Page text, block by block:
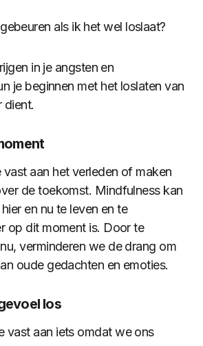
als ik het wel loslaat?
in je angsten en
je beginnen met het loslaten van
dient.
aan het verleden of maken
de toekomst. Mindfulness kan
en nu te leven en te
op dit moment is. Door te
verminderen we de drang om
oude gedachten en emoties.
los
vast aan iets omdat we ons